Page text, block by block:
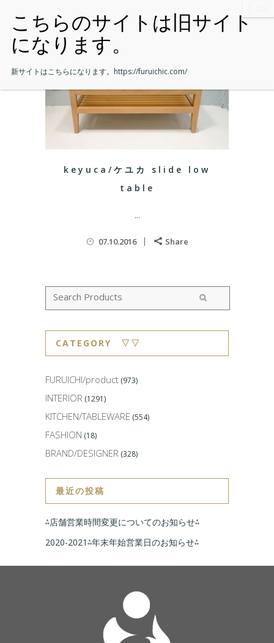
keyuca/ケユカ slide low
table
...
07.10.2016 Share
CATEGORY ▽▽
FURUICHI/product (973)
INTERIOR (1291)
KITCHEN/TABLEWARE (554)
FASHION (18)
BRAND/DESIGNER (328)
最近の投稿
⁂店舗営業時間変更についてのお知らせ⁂
2020-2021⁂年末年始営業日のお知らせ⁂
新サイトはこちらになります。 https://furuichic.com/